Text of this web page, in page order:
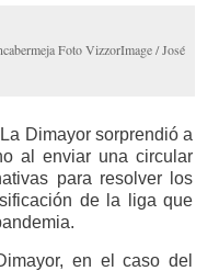
Foto VizzorImage / José
La Dimayor sorprendió a
al enviar una circular
para resolver los
de la liga que
en el caso del